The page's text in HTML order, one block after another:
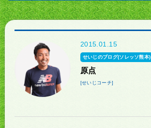
2015.01.15
せいじのブログ(ソレッソ熊本)
原点
[せいじコーチ]